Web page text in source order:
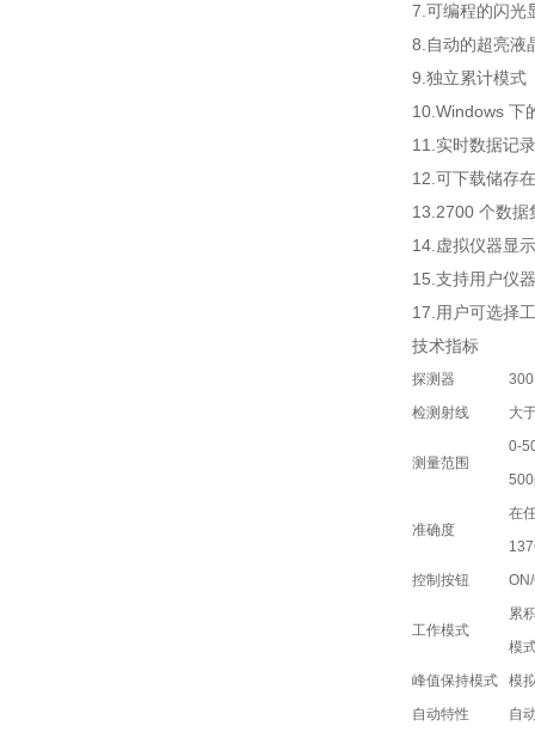
7.可编程的闪光
8.自动的超亮液
9.独立累计模式
10.Windows 下
11.实时数据记录
12.可下载储存
13.2700 个数据
14.虚拟仪器显
15.支持用户仪
17.用户可选择
技术指标
探测器
检测射线
大
测量范围
0-
准确度
在
控制按钮
工作模式
累
模
峰值保持模式
模
自动特性
自